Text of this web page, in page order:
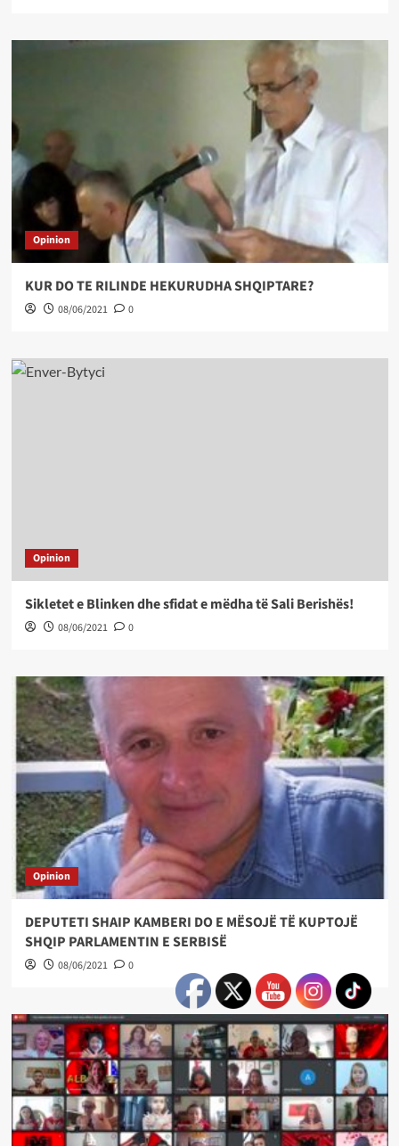
Opinion
KUR DO TE RILINDE HEKURUDHA SHQIPTARE?
08/06/2021 0
Opinion
Sikletet e Blinken dhe sfidat e mëdha të Sali Berishës!
08/06/2021 0
Opinion
DEPUTETI SHAIP KAMBERI DO E MËSOJË TË KUPTOJË
SHQIP PARLAMENTIN E SERBISË
08/06/2021 0